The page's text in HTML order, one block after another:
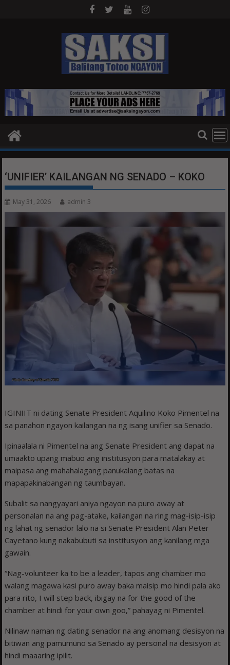
‘UNIFIER’ KAILANGAN NG SENADO – KOKO
May 31, 2026 admin 3
IGINIIT ni dating Senate President Aquilino Koko Pimentel na
sa panahon ngayon kailangan na ng isang unifier sa Senado.
Ipinaalala ni Pimentel na ang Senate President ang dapat na
umaakto upang mabuo ang institusyon para matalakay at
maipasa ang mahahalagang panukalang batas na
mapapakinabangan ng taumbayan.
Subalit sa nangyayari aniya ngayon na puro away at
personalan na ang pag-atake, kailangan na ring mag-isip-isip
ng lahat ng senador lalo na si Senate President Alan Peter
Cayetano kung nakabubuti sa institusyon ang kanilang mga
gawain.
“Nag-volunteer ka to be a leader, tapos ang chamber mo
walang magawa kasi puro away baka maisip mo hindi pala ako
para rito, I will step back, ibigay na for the good of the
chamber at hindi for your own goo,” pahayag ni Pimentel.
Nilinaw naman ng dating senador na ang anomang desisyon na
bitiwan ang pamumuno sa Senado ay personal na desisyon at
hindi maaaring ipilit.